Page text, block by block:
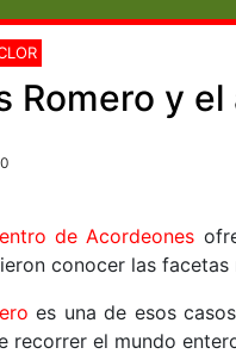
Romero y
de Acordeones
conocer las
es una de esos
recorrer el mundo